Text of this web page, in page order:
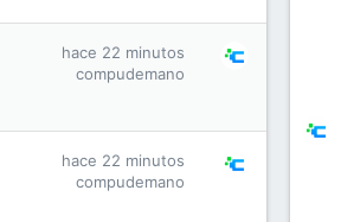
hace 22 minutos
compudemano
hace 22 minutos
compudemano